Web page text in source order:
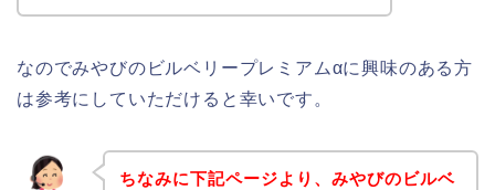
なのでみやびのビルベリープレミアムαに興味のある方
は参考にしていただけると幸いです。
ちなみに下記ページより、みやびのビルベ